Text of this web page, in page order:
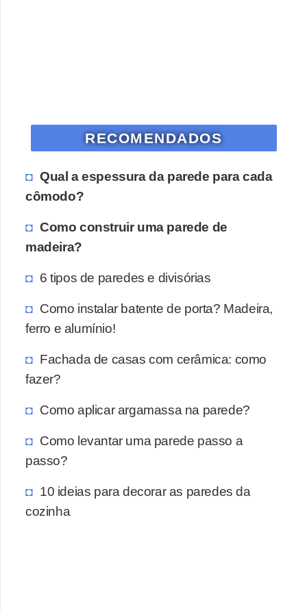
RECOMENDADOS
Qual a espessura da parede para cada
cômodo?
Como construir uma parede de
madeira?
6 tipos de paredes e divisórias
Como instalar batente de porta? Madeira,
ferro e alumínio!
Fachada de casas com cerâmica: como
fazer?
Como aplicar argamassa na parede?
Como levantar uma parede passo a
passo?
10 ideias para decorar as paredes da
cozinha